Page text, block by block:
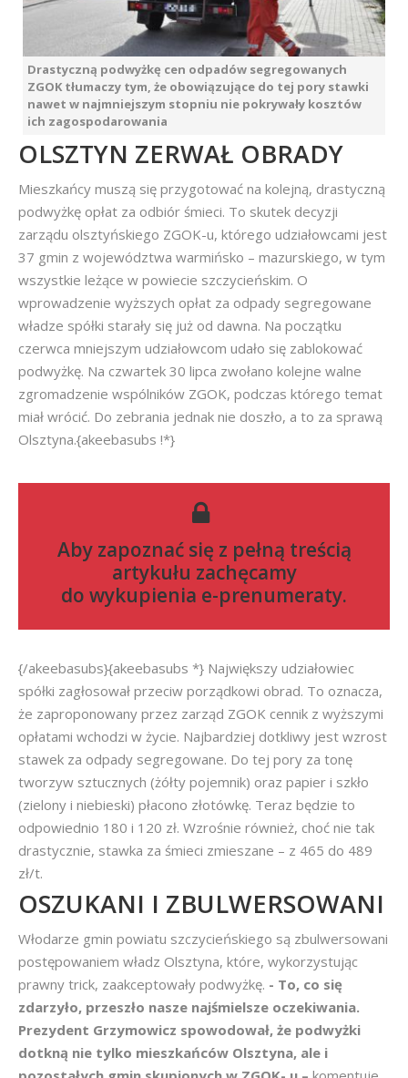
Drastyczną podwyżkę cen odpadów segregowanych
ZGOK tłumaczy tym, że obowiązujące do tej pory stawki
nawet w najmniejszym stopniu nie pokrywały kosztów
ich zagospodarowania
OLSZTYN ZERWAŁ OBRADY
Mieszkańcy muszą się przygotować na kolejną, drastyczną
podwyżkę opłat za odbiór śmieci. To skutek decyzji
zarządu olsztyńskiego ZGOK-u, którego udziałowcami jest
37 gmin z województwa warmińsko – mazurskiego, w tym
wszystkie leżące w powiecie szczycieńskim. O
wprowadzenie wyższych opłat za odpady segregowane
władze spółki starały się już od dawna. Na początku
czerwca mniejszym udziałowcom udało się zablokować
podwyżkę. Na czwartek 30 lipca zwołano kolejne walne
zgromadzenie wspólników ZGOK, podczas którego temat
miał wrócić. Do zebrania jednak nie doszło, a to za sprawą
Olsztyna.{akeebasubs !*}
Aby zapoznać się z pełną treścią
artykułu zachęcamy
do wykupienia e-prenumeraty.
{/akeebasubs}{akeebasubs *} Największy udziałowiec
spółki zagłosował przeciw porządkowi obrad. To oznacza,
że zaproponowany przez zarząd ZGOK cennik z wyższymi
opłatami wchodzi w życie. Najbardziej dotkliwy jest wzrost
stawek za odpady segregowane. Do tej pory za tonę
tworzyw sztucznych (żółty pojemnik) oraz papier i szkło
(zielony i niebieski) płacono złotówkę. Teraz będzie to
odpowiednio 180 i 120 zł. Wzrośnie również, choć nie tak
drastycznie, stawka za śmieci zmieszane – z 465 do 489
zł/t.
OSZUKANI I ZBULWERSOWANI
Włodarze gmin powiatu szczycieńskiego są zbulwersowani
postępowaniem władz Olsztyna, które, wykorzystując
prawny trick, zaakceptowały podwyżkę. - To, co się
zdarzyło, przeszło nasze najśmielsze oczekiwania.
Prezydent Grzymowicz spowodował, że podwyżki
dotkną nie tylko mieszkańców Olsztyna, ale i